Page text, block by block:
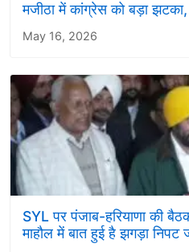
मजीठा में कांग्रेस को बड़ा
May 16, 2026
SYL पर पंजाब-हरियाणा की
माहाैल में बात हुई है झगड़ा निपट